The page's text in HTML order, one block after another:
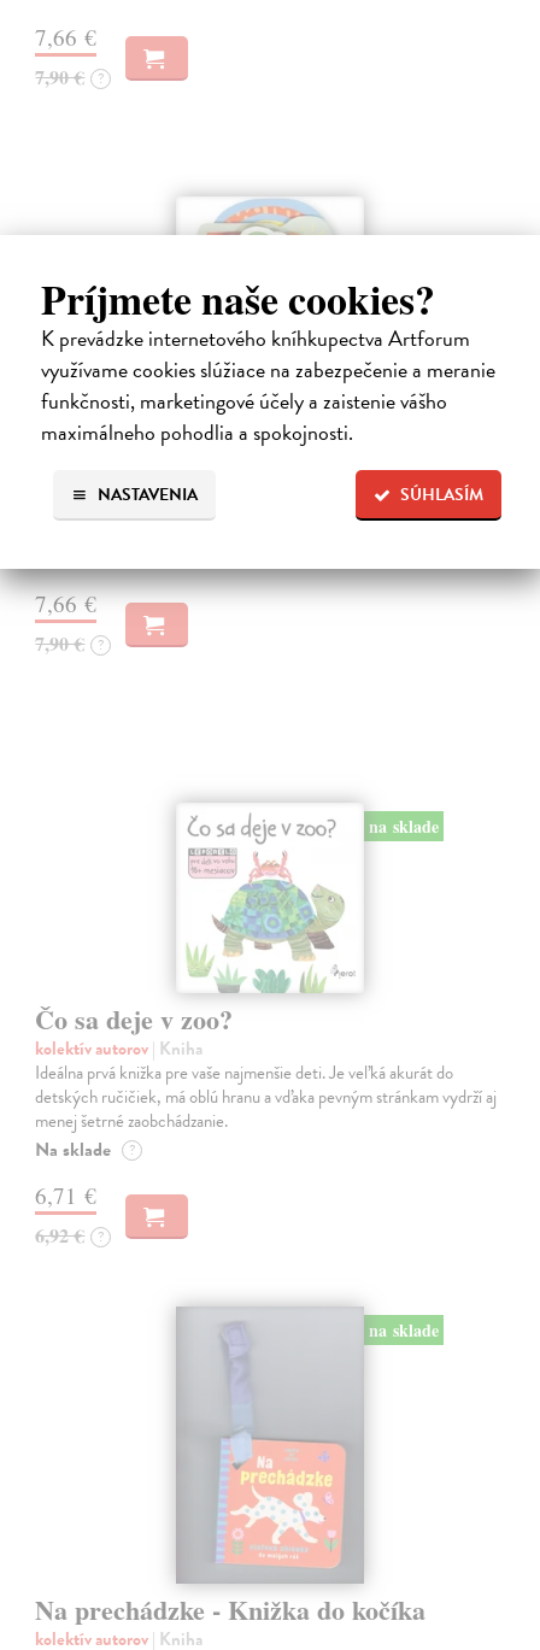
Príjmete naše cookies?
K prevádzke internetového kníhkupectva Artforum
využívame cookies slúžiace na zabezpečenie a meranie
funkčnosti, marketingové účely a zaistenie vášho
maximálneho pohodlia a spokojnosti.
SÚHLASÍM
NASTAVENIA
7,66 €
7,90 € ?
Farma - Tvarované leporelo
Táto knižka s veselými obrázkami a rôzne tvarovanými stránkami
zaujme malé deti a zoznámi ich so zvieratami na farme.
7,66 €
7,90 € ?
na sklade
Čo sa deje v zoo?
kolektív autorov| Kniha
Ideálna prvá knižka pre vaše najmenšie deti. Je veľká akurát do
detských ručičiek, má oblú hranu a vďaka pevným stránkam vydrží aj
menej šetrné zaobchádzanie.
Na sklade ?
6,71 €
6,92 € ?
na sklade
Na prechádzke - Knižka do kočíka
kolektív autorov| Kniha